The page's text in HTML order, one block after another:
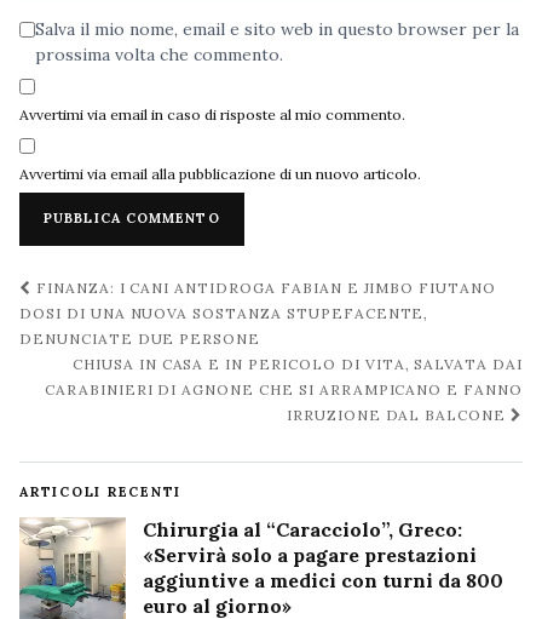
Salva il mio nome, email e sito web in questo browser per la
prossima volta che commento.
Avvertimi via email in caso di risposte al mio commento.
Avvertimi via email alla pubblicazione di un nuovo articolo.
Navigazione
post
FINANZA: I CANI ANTIDROGA FABIAN E JIMBO FIUTANO
DOSI DI UNA NUOVA SOSTANZA STUPEFACENTE,
DENUNCIATE DUE PERSONE
CHIUSA IN CASA E IN PERICOLO DI VITA, SALVATA DAI
CARABINIERI DI AGNONE CHE SI ARRAMPICANO E FANNO
IRRUZIONE DAL BALCONE
ARTICOLI RECENTI
Chirurgia al “Caracciolo”, Greco:
«Servirà solo a pagare prestazioni
aggiuntive a medici con turni da 800
euro al giorno»